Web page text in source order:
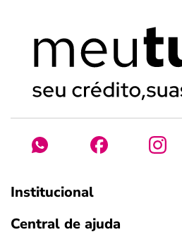
Institucional
Central de ajuda